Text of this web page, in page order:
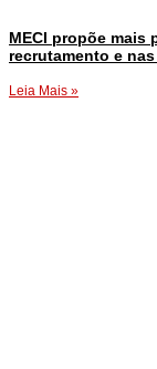
MECI propõe mais
recrutamento e
Leia Mais »